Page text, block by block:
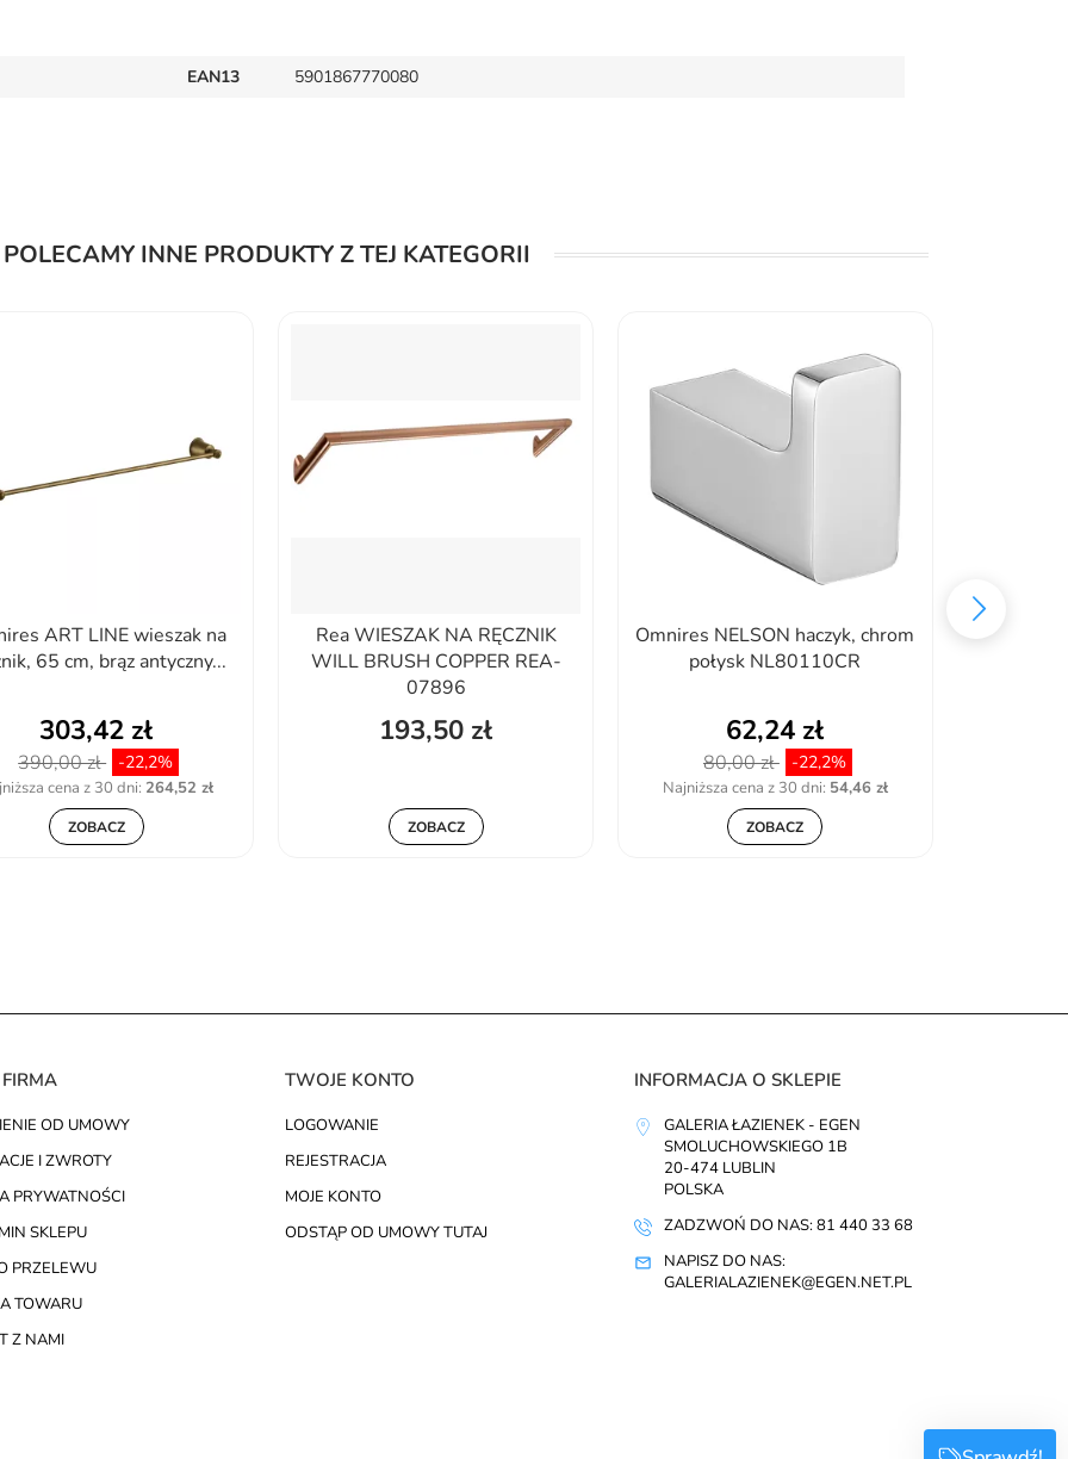
EAN13 5901867770080
POLECAMY INNE PRODUKTY Z TEJ KATEGORII
ART LINE wieszak na
65 cm, brąz antyczny...
303,42 zł
390,00 zł -22,2%
cena z 30 dni: 264,52 zł
ZOBACZ
Rea WIESZAK NA RĘCZNIK
WILL BRUSH COPPER REA-
07896
193,50 zł
ZOBACZ
Omnires NELSON haczyk, chrom
połysk NL80110CR
62,24 zł
80,00 zł -22,2%
Najniższa cena z 30 dni: 54,46 zł
ZOBACZ
OD UMOWY
I ZWROTY
PRYWATNOŚCI
SKLEPU
PRZELEWU
TOWARU
Z NAMI
TWOJE KONTO
LOGOWANIE
REJESTRACJA
MOJE KONTO
ODSTĄP OD UMOWY TUTAJ
INFORMACJA O SKLEPIE
GALERIA ŁAZIENEK - EGEN
SMOLUCHOWSKIEGO 1B
20-474 LUBLIN
POLSKA
ZADZWOŃ DO NAS: 81 440 33 68
NAPISZ DO NAS:
GALERIALAZIENEK@EGEN.NET.PL